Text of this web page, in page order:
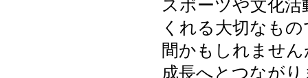
スポーツや文化
くれる大切なも
間かもしれませ
成長へとつなが